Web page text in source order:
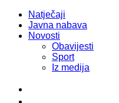
Natječaji
Javna nabava
Novosti
Obavijesti
Sport
Iz medija